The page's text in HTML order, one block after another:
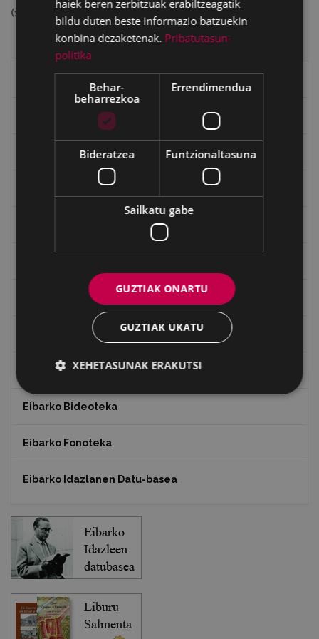
(14305272 bytes)
"Eibar" rebista sarean
Goi Argi aldizkaria
"Gure Herria" aldizkaria
Txostenak eta dokumentuak
EXFIBAR
Eibarko Bideoteka
Eibarko Fonoteka
Eibarko Idazlanen Datu-basea
haiek beren zerbitzuak erabiltzeagatik
bildu duten beste informazio batzuekin
konbina dezaketenak. Pribatutasun-
politika
Behar-
beharrezkoa
Errendimendua
Bideratzea Funtzionaltasuna
Sailkatu gabe
GUZTIAK ONARTU
GUZTIAK UKATU
XEHETASUNAK ERAKUTSI